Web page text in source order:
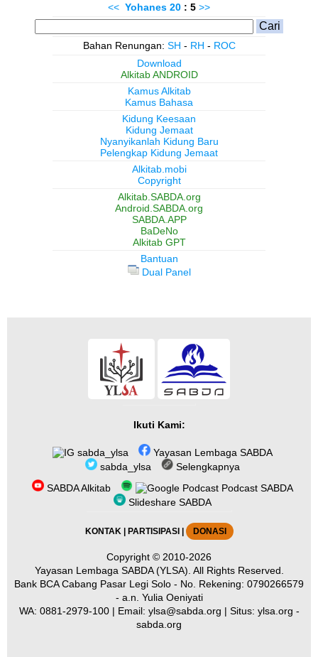
<< Yohanes 20 : 5 >>
Bahan Renungan: SH - RH - ROC
Download
Alkitab ANDROID
Kamus Alkitab
Kamus Bahasa
Kidung Keesaan
Kidung Jemaat
Nyanyikanlah Kidung Baru
Pelengkap Kidung Jemaat
Alkitab.mobi
Copyright
Alkitab.SABDA.org
Android.SABDA.org
SABDA.APP
BaDeNo
Alkitab GPT
Bantuan
Dual Panel
Ikuti Kami:
sabda_ylsa
Yayasan Lembaga SABDA
sabda_ylsa
Selengkapnya
SABDA Alkitab
Podcast SABDA
Slideshare SABDA
KONTAK| PARTISIPASI DONASI
Copyright © 2010-2026
Yayasan Lembaga SABDA (YLSA). All Rights Reserved.
Bank BCA Cabang Pasar Legi Solo - No. Rekening: 0790266579
- a.n. Yulia Oeniyati
WA: 0881-2979-100| Email: ylsa@sabda.org | Situs: ylsa.org -
sabda.org